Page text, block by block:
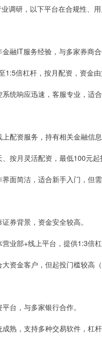
调研，以下平台在合规性、
融IT服务经验，与多家券商合
1:5倍杠杆，按月配资，资金由
统响应迅速，客服专业，适合
配资服务，持有相关金融信息
按月灵活配资，最低100元起
面简洁，适合新手入门，但需
券背景，资金安全较高。
业部+线上平台，提供1:3倍
资金客户，但起投门槛较高（
台，与多家银行合作。
熟，支持多种交易软件，杠